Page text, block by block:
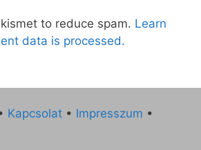
to reduce spam. Learn
data is processed.
Kapcsolat • Impresszum •